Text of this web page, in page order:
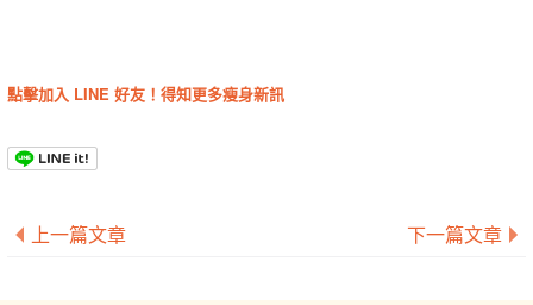
點擊加入 LINE 好友！得知更多瘦身新訊
上一篇文章 下一篇文章